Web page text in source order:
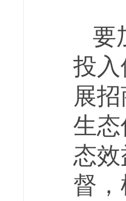
要
投
展
生
态
督